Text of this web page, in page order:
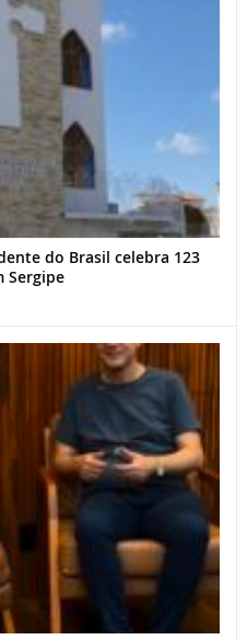
do Brasil celebra 123
Sergipe